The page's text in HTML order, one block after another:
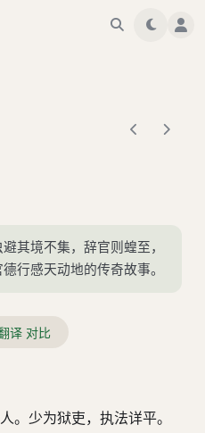
其境不集，辞官则蝗至，
行感天动地的传奇故事。
译 对比
。少为狱吏，执法详平。